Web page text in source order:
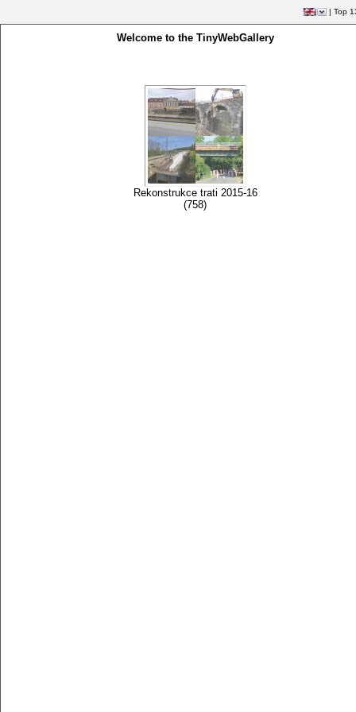
| Top
Welcome to the TinyWebGallery
Rekonstrukce trati 2015-16
(758)